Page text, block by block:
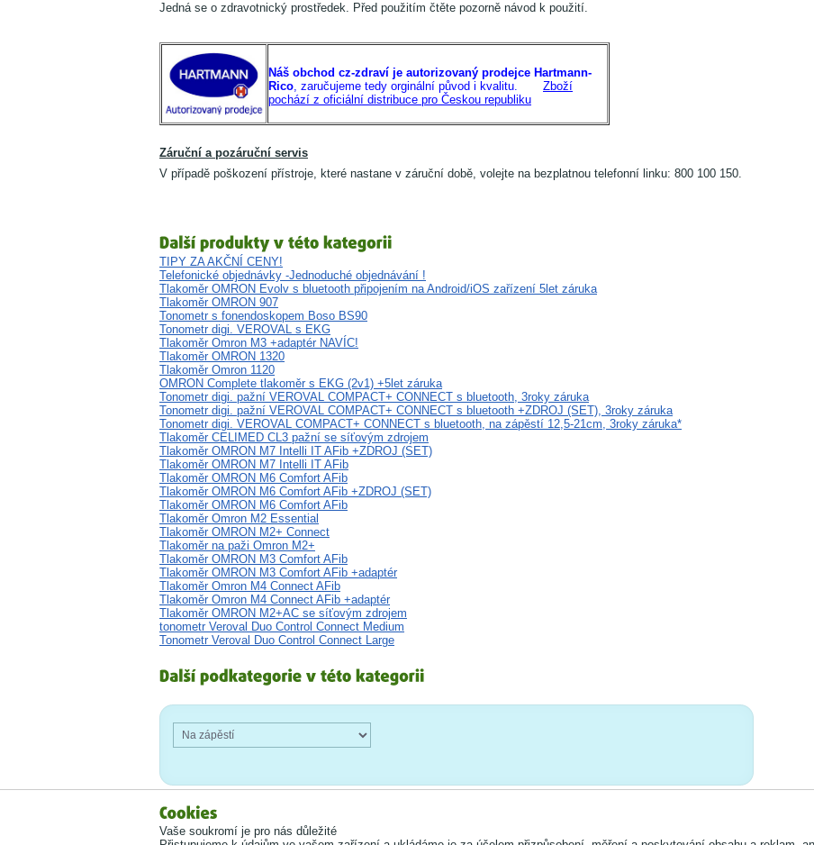
Jedná se o zdravotnický prostředek. Před použitím čtěte pozorně návod k použití.
Náš obchod cz-zdraví je autorizovaný prodejce Hartmann-
Rico , zaručujeme tedy orginální původ i kvalitu. Zboží
pochází z oficiální distribuce pro Českou republiku
Záruční a pozáruční servis
V případě poškození přístroje, které nastane v záruční době, volejte na bezplatnou telefonní linku: 800 100 150.
TIPY ZA AKČNÍ CENY!
Telefonické objednávky -Jednoduché objednávání !
Tlakoměr OMRON Evolv s bluetooth připojením na Android/iOS zařízení 5let záruka
Tlakoměr OMRON 907
Tonometr s fonendoskopem Boso BS90
Tonometr digi. VEROVAL s EKG
Tlakoměr Omron M3 +adaptér NAVÍC!
Tlakoměr OMRON 1320
Tlakoměr Omron 1120
OMRON Complete tlakoměr s EKG (2v1) +5let záruka
Tonometr digi. pažní VEROVAL COMPACT+ CONNECT s bluetooth, 3roky záruka
Tonometr digi. pažní VEROVAL COMPACT+ CONNECT s bluetooth +ZDROJ (SET), 3roky záruka
Tonometr digi. VEROVAL COMPACT+ CONNECT s bluetooth, na zápěstí 12,5-21cm, 3roky záruka*
Tlakoměr CELIMED CL3 pažní se síťovým zdrojem
Tlakoměr OMRON M7 Intelli IT AFib +ZDROJ (SET)
Tlakoměr OMRON M7 Intelli IT AFib
Tlakoměr OMRON M6 Comfort AFib
Tlakoměr OMRON M6 Comfort AFib +ZDROJ (SET)
Tlakoměr OMRON M6 Comfort AFib
Tlakoměr Omron M2 Essential
Tlakoměr OMRON M2+ Connect
Tlakoměr na paži Omron M2+
Tlakoměr OMRON M3 Comfort AFib
Tlakoměr OMRON M3 Comfort AFib +adaptér
Tlakoměr Omron M4 Connect AFib
Tlakoměr Omron M4 Connect AFib +adaptér
Tlakoměr OMRON M2+AC se síťovým zdrojem
tonometr Veroval Duo Control Connect Medium
Tonometr Veroval Duo Control Connect Large
Vaše soukromí je pro nás důležité